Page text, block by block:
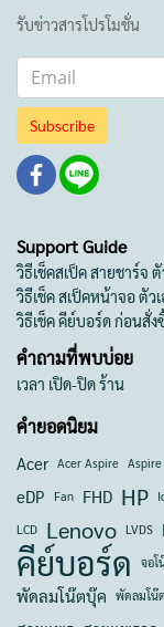
รับข่าวสารโปรโมชั่น
Subscribe
Support Guide
วิธีเช็คสเป็ค สายชาร์จ ตั
วิธีเช็ค สเป็คหน้าจอ ตัวเ
วิธีเช็ค คีย์บอร์ด ก่อนสั่ง
คำถามที่พบบ่อย
เวลา เปิด-ปิด ร้าน
คำยอดนิยม
Acer Acer Aspire Aspire
eDP Fan FHD HP
LCD Lenovo LVDS
คีย์บอร์ด จอโ
พัดลมโน๊ตบุ๊ค พัดลมโน๊